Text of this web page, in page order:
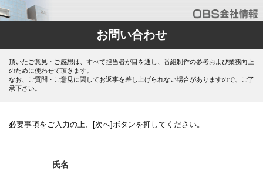
お問い合わせ
頂いたご意見・ご感想は、すべて担当者が目を通し、番組制作の参考および業務向上
のために使わせて頂きます。
なお、ご質問・ご意見に関してお返事を差し上げられない場合がありますので、ご了
承下さい。
必要事項をご入力の上、[次へ]ボタンを押してください。
氏名